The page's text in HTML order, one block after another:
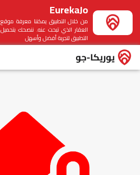
EurekaJo
من خلال التطبيق يمكننا معرفة موقع
العقار الذي تبحث عنه. ننصحك بتحميل
التطبيق لتجربة أفضل وأسهل